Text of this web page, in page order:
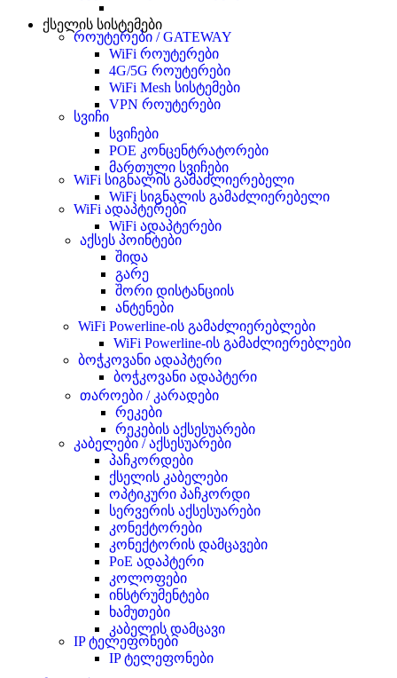
ქსელის სისტემები
როუტერები / GATEWAY
WiFi როუტერები
4G/5G როუტერები
WiFi Mesh სისტემები
VPN როუტერები
სვიჩი
სვიჩები
POE კონცენტრატორები
მართული სვიჩები
WiFi სიგნალის გამაძლიერებელი
WiFi სიგნალის გამაძლიერებელი
WiFi ადაპტერები
WiFi ადაპტერები
აქსეს პოინტები
შიდა
გარე
შორი დისტანციის
ანტენები
WiFi Powerline-ის გამაძლიერებლები
WiFi Powerline-ის გამაძლიერებლები
ბოჭკოვანი ადაპტერი
ბოჭკოვანი ადაპტერი
თაროები / კარადები
რეკები
რეკების აქსესუარები
კაბელები / აქსესუარები
პაჩკორდები
ქსელის კაბელები
ოპტიკური პაჩკორდი
სერვერის აქსესუარები
კონექტორები
კონექტორის დამცავები
PoE ადაპტერი
კოლოფები
ინსტრუმენტები
ხამუთები
კაბელის დამცავი
IP ტელეფონები
IP ტელეფონები